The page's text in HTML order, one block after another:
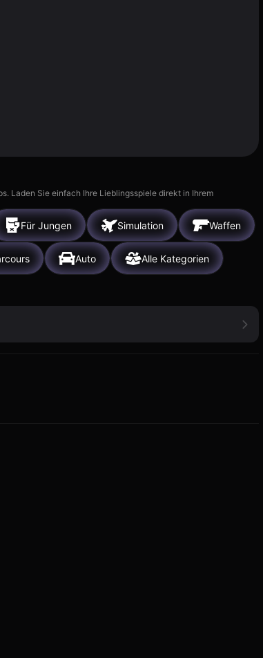
Laden Sie einfach Ihre Lieblingsspiele direkt in Ihrem
Für Jungen Simulation Waffen
Auto Alle Kategorien